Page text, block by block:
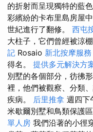
的折射而呈現獨特的藍色
彩繽紛的卡布里島房屋
世紀進行了翻修。 西屯
大柱子，它們曾經被涼
記 Rosaio 新北按摩服務
得名。 提供多元解決方
別墅的各個部分，彷彿
裡，他們被觀察、分類
疾病。 后里推拿 週四下
米歇爾別墅和鳥類保護
單人房 我們沿著的小徑